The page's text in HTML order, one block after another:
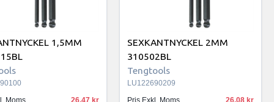
1,5MM
Moms 26.47
SEXKANTNYCKEL 2MM
310502BL
Tengtools
LU122690209
Pris Exkl. Moms 26.08